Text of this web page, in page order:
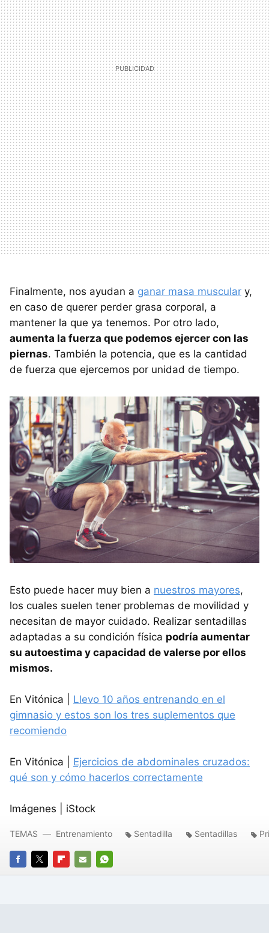
Finalmente, nos ayudan a ganar masa muscular y,
en caso de querer perder grasa corporal, a
mantener la que ya tenemos. Por otro lado,
aumenta la fuerza que podemos ejercer con las
piernas. También la potencia, que es la cantidad
de fuerza que ejercemos por unidad de tiempo.
Esto puede hacer muy bien a nuestros mayores,
los cuales suelen tener problemas de movilidad y
necesitan de mayor cuidado. Realizar sentadillas
adaptadas a su condición física podría aumentar
su autoestima y capacidad de valerse por ellos
mismos.
En Vitónica | Llevo 10 años entrenando en el
gimnasio y estos son los tres suplementos que
recomiendo
En Vitónica | Ejercicios de abdominales cruzados:
qué son y cómo hacerlos correctamente
Imágenes | iStock
FACEBOOK
TWITTERFLIPBOARD
E-
WHATSAPP
TEMAS Entrenamiento Sentadilla Sentadillas